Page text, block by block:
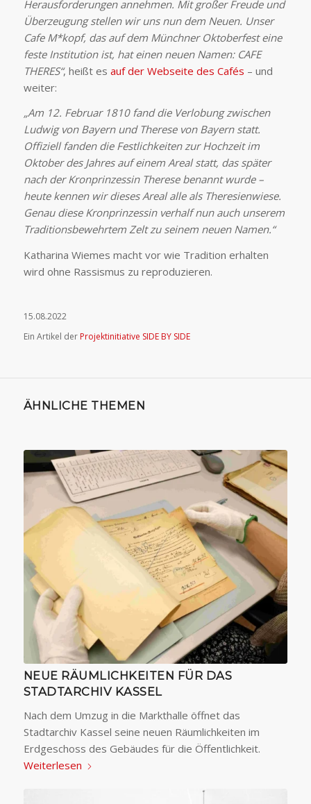
Herausforderungen annehmen. Mit großer Freude und
Überzeugung stellen wir uns nun dem Neuen. Unser
Cafe M*kopf, das auf dem Münchner Oktoberfest eine
feste Institution ist, hat einen neuen Namen: CAFE
THERES“, heißt es auf der Webseite des Cafés – und
weiter:
„Am 12. Februar 1810 fand die Verlobung zwischen
Ludwig von Bayern und Therese von Bayern statt.
Offiziell fanden die Festlichkeiten zur Hochzeit im
Oktober des Jahres auf einem Areal statt, das später
nach der Kronprinzessin Therese benannt wurde –
heute kennen wir dieses Areal alle als Theresienwiese.
Genau diese Kronprinzessin verhalf nun auch unserem
Traditionsbewehrtem Zelt zu seinem neuen Namen.“
Katharina Wiemes macht vor wie Tradition erhalten
wird ohne Rassismus zu reproduzieren.
15.08.2022
Ein Artikel derProjektinitiative SIDE BY SIDE
ÄHNLICHE THEMEN
NEUE RÄUMLICHKEITEN FÜR DAS
STADTARCHIV KASSEL
Nach dem Umzug in die Markthalle öffnet das
Stadtarchiv Kassel seine neuen Räumlichkeiten im
Erdgeschoss des Gebäudes für die Öffentlichkeit.
Weiterlesen